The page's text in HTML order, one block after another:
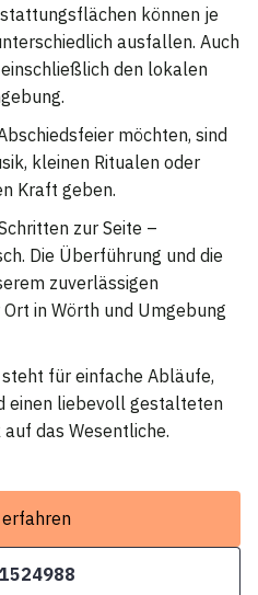
können je
ausfallen. Auch
den lokalen
möchten, sind
kleinen Ritualen oder
Kraft geben.
zur Seite –
Die Überführung und die
zuverlässigen
in Wörth und Umgebung
steht für einfache Abläufe,
einen liebevoll gestalteten
das Wesentliche.